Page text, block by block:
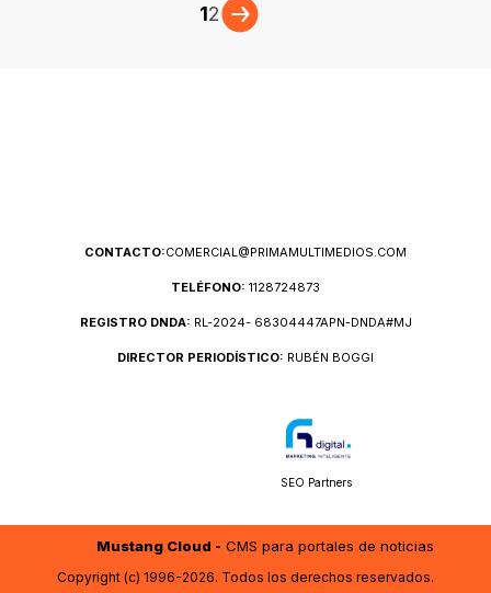
12
CONTACTO:COMERCIAL@PRIMAMULTIMEDIOS.COM
TELÉFONO: 1128724873
REGISTRO DNDA: RL-2024- 68304447APN-DNDA#MJ
DIRECTOR PERIODÍSTICO: RUBÉN BOGGI
SEO Partners
Mustang Cloud - CMS para portales de noticias
Copyright (c) 1996-2026. Todos los derechos reservados.